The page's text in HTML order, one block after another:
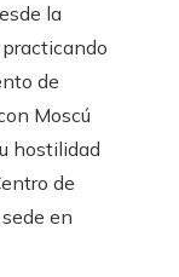
la
de
Moscú
hostilidad
de
en